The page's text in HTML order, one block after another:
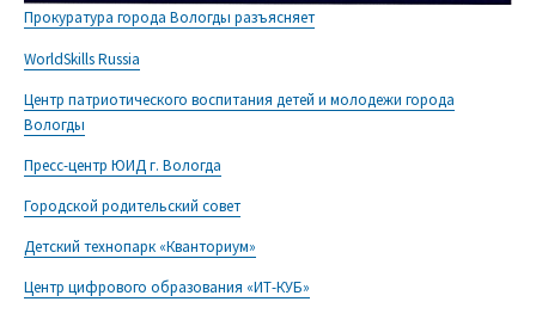
Прокуратура города Вологды разъясняет
WorldSkills Russia
Центр патриотического воспитания детей и молодежи города
Вологды
Пресс-центр ЮИД г. Вологда
Городской родительский совет
Детский технопарк «Кванториум»
Центр цифрового образования «ИТ-КУБ»